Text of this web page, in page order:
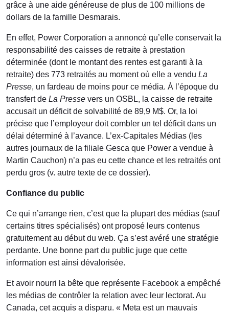
grâce à une aide généreuse de plus de 100 millions de
dollars de la famille Desmarais.
En effet, Power Corporation a annoncé qu’elle conservait la
responsabilité des caisses de retraite à prestation
déterminée (dont le montant des rentes est garanti à la
retraite) des 773 retraités au moment où elle a vendu La
Presse, un fardeau de moins pour ce média. À l’époque du
transfert de La Presse vers un OSBL, la caisse de retraite
accusait un déficit de solvabilité de 89,9 M$. Or, la loi
précise que l’employeur doit combler un tel déficit dans un
délai déterminé à l’avance. L’ex-Capitales Médias (les
autres journaux de la filiale Gesca que Power a vendue à
Martin Cauchon) n’a pas eu cette chance et les retraités ont
perdu gros (v. autre texte de ce dossier).
Confiance du public
Ce qui n’arrange rien, c’est que la plupart des médias (sauf
certains titres spécialisés) ont proposé leurs contenus
gratuitement au début du web. Ça s’est avéré une stratégie
perdante. Une bonne part du public juge que cette
information est ainsi dévalorisée.
Et avoir nourri la bête que représente Facebook a empêché
les médias de contrôler la relation avec leur lectorat. Au
Canada, cet acquis a disparu. « Meta est un mauvais